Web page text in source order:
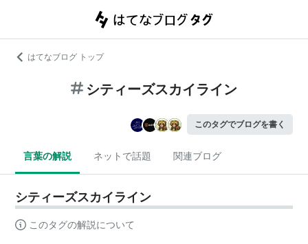
はてなブログ トップ
シティーズスカイライン
このタグでブログを書く
言葉の解説 ネットで話題 関連ブログ
シティーズスカイライン
このタグの解説について